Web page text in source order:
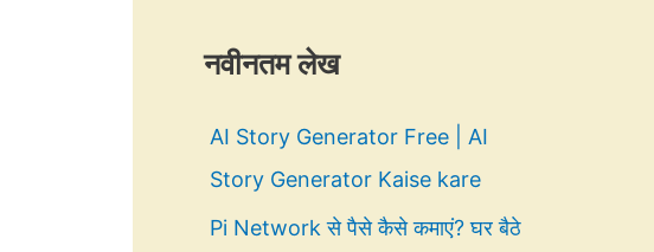
नवीनतम लेख
AI Story Generator Free | AI
Story Generator Kaise kare
Pi Network से पैसे कैसे कमाएं? घर बैठे